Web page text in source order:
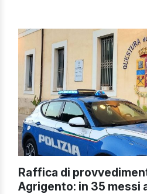
procedure di conservazione
eventuali pratiche commerciali
Raffica di
Agrigento: in 35 messi